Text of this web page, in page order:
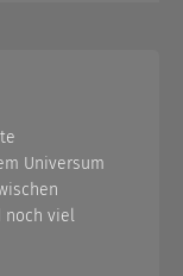
Universum
noch viel